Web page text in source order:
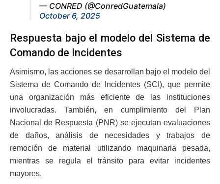
— CONRED (@ConredGuatemala)
October 6, 2025
Respuesta bajo el modelo del Sistema de
Comando de Incidentes
Asimismo, las acciones se desarrollan bajo el modelo del
Sistema de Comando de Incidentes (SCI), que permite
una organización más eficiente de las instituciones
involucradas. También, en cumplimiento del Plan
Nacional de Respuesta (PNR) se ejecutan evaluaciones
de daños, análisis de necesidades y trabajos de
remoción de material utilizando maquinaria pesada,
mientras se regula el tránsito para evitar incidentes
mayores.